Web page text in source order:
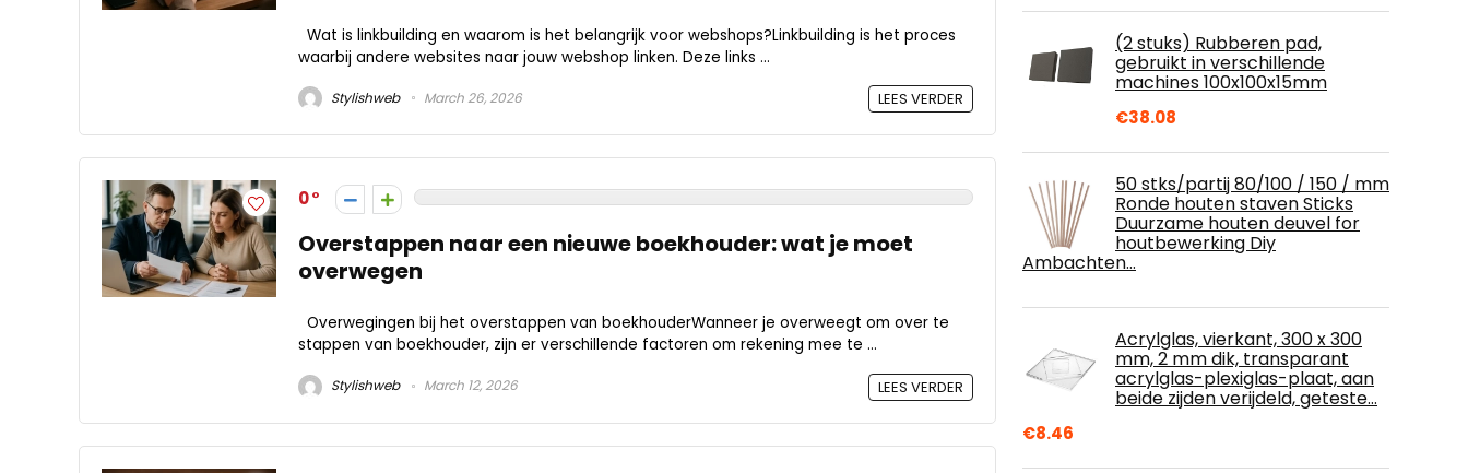
Wat is linkbuilding en waarom is het belangrijk voor webshops?Linkbuilding is het proces
waarbij andere websites naar jouw webshop linken. Deze links ...
Stylishweb March 26, 2026 LEES VERDER
0
Overstappen naar een nieuwe boekhouder: wat je moet
overwegen
Overwegingen bij het overstappen van boekhouderWanneer je overweegt om over te
stappen van boekhouder, zijn er verschillende factoren om rekening mee te ...
Stylishweb March 12, 2026 LEES VERDER
(2 stuks) Rubberen pad,
gebruikt in verschillende
machines 100x100x15mm
€38.08
50 stks/partij 80/100 / 150 / mm
Ronde houten staven Sticks
Duurzame houten deuvel for
houtbewerking Diy
Ambachten…
Acrylglas, vierkant, 300 x 300
mm, 2 mm dik, transparant
acrylglas-plexiglas-plaat, aan
beide zijden verijdeld, geteste…
€8.46